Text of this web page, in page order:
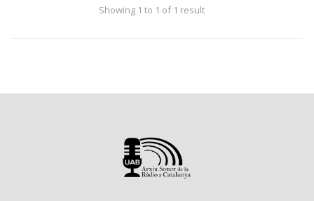
Showing 1 to 1 of 1 result